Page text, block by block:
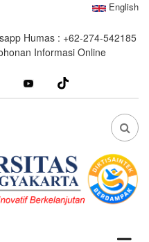
English
Humas : +62-274-542185
Informasi Online
Instagram youtube
FA